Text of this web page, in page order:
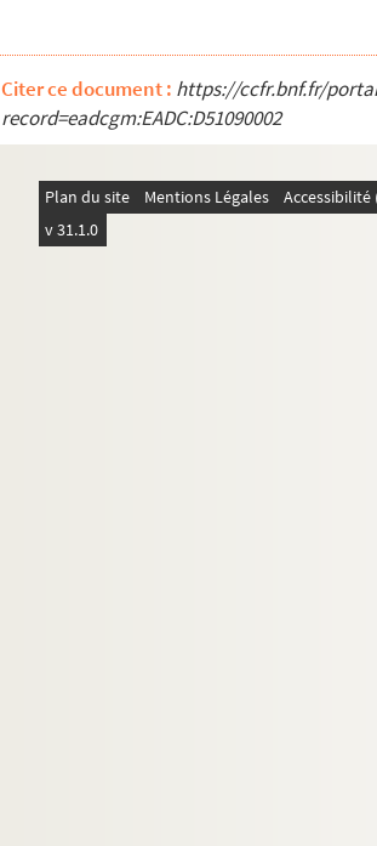
Citer ce document : https://ccfr.bnf.fr/
record=eadcgm:EADC:D51090002
Plan du site Mentions Légales
v 31.1.0